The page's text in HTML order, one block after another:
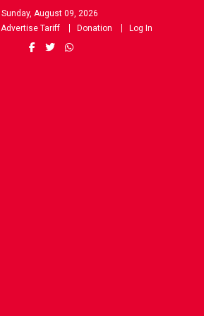
Sunday, August 09, 2026
Advertise Tariff Donation Log In